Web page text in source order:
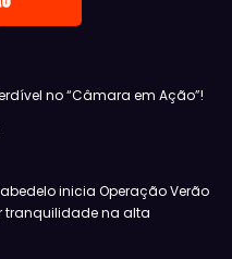
no “Câmara em Ação”!
inicia Operação Verão
tranquilidade na alta